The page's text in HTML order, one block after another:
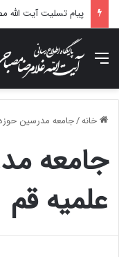
منو
خانه/جامعه مدرسین
جامعه
علمیه قم